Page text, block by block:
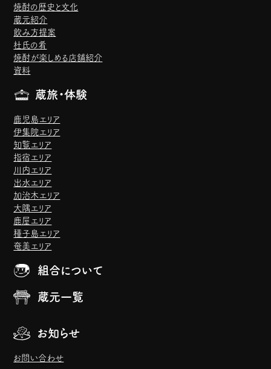
焼酎の歴史と文化
蔵元紹介
飲み方提案
杜氏の肴
焼酎が楽しめる店舗紹介
資料
蔵旅・体験
鹿児島エリア
伊集院エリア
知覧エリア
指宿エリア
川内エリア
出水エリア
加治木エリア
大隅エリア
鹿屋エリア
種子島エリア
奄美エリア
組合について
蔵元一覧
お知らせ
お問い合わせ